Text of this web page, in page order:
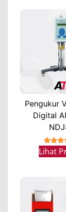
Pengukur
Digital
Lihat